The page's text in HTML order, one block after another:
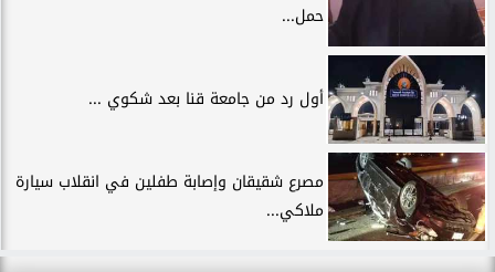
حمل...
أول رد من جامعة قنا بعد شكوي ...
مصرع شقيقان وإصابة طفلين في انقلاب سيارة
ملاكي...